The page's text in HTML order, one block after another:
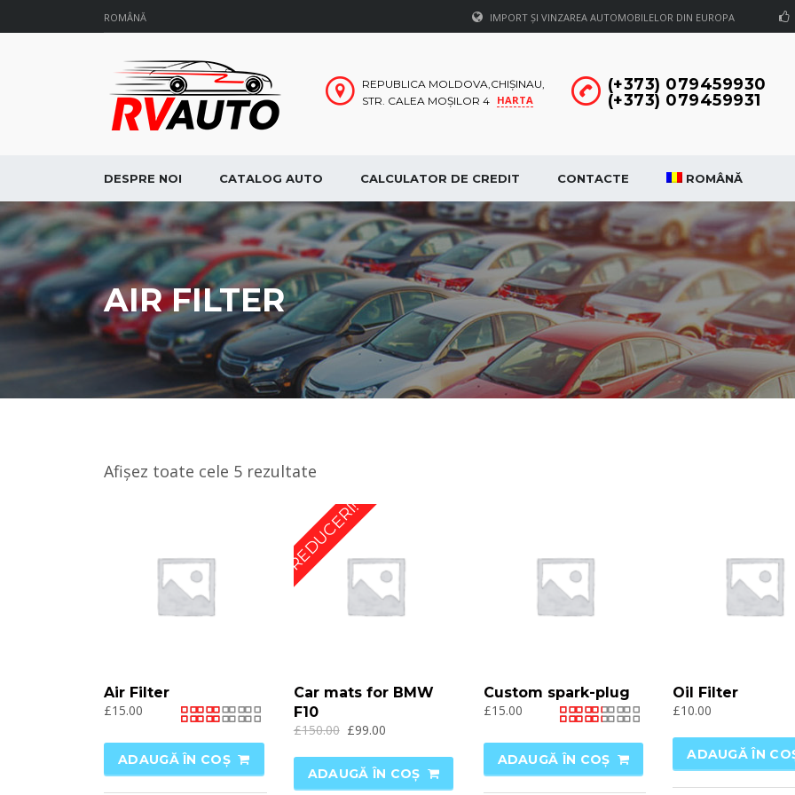
ROMÂNĂ IMPORT ȘI VINZAREA AUTOMOBILELOR DIN EUROPA
(+373) 079459930
(+373) 079459931
REPUBLICA MOLDOVA,CHIȘINAU,
STR. CALEA MOȘILOR 4
HARTA
DESPRE NOI CATALOG AUTO CALCULATOR DE CREDIT CONTACTE ROMÂNĂ
AIR FILTER
Afișez toate cele 5 rezultate
Air Filter
la
£15.00
ADAUGĂ ÎN COȘ
REDUCERI!
Car mats for BMW
F10
£150.00 £99.00
ADAUGĂ ÎN COȘ
Custom spark-plug
la
£15.00
ADAUGĂ ÎN COȘ
Oil Filter
£10.00
ADAUGĂ ÎN